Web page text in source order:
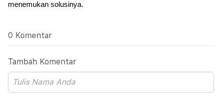
menemukan solusinya.
0 Komentar
Tambah Komentar